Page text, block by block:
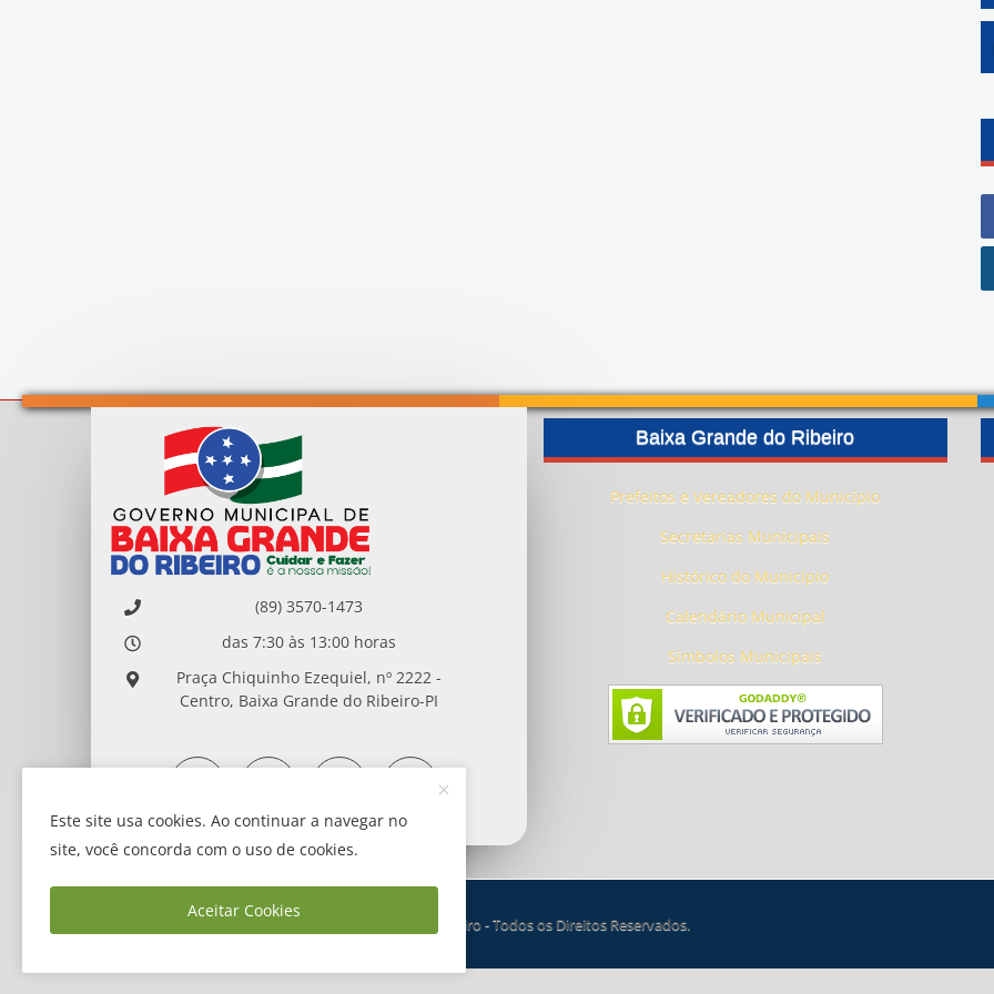
(89) 3570-1473
das 7:30 às 13:00 horas
Praça Chiquinho Ezequiel, nº 2222 -
Centro, Baixa Grande do Ribeiro-PI
Baixa Grande do Ribeiro
Prefeitos e Vereadores do Município
Secretarias Municipais
Histórico do Município
Calendário Municipal
Símbolos Municipais
Copyright © 2026 - Prefeitura de Baixa Grande do Ribeiro - Todos os Direitos Reservados.
Este site usa cookies. Ao continuar a navegar no
site, você concorda com o uso de cookies.
Aceitar Cookies